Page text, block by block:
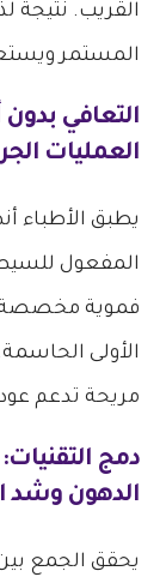
القريب. نتيجة
المستمر
التعافي بدون
العمليات
يطبق الأطباء
المفعول
فموية مخصصة
الأولى
مريحة تدعم
دمج
الدهون وشد
يحقق الجمع